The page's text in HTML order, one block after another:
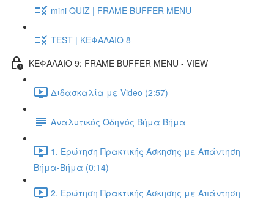
mini QUIZ | FRAME BUFFER MENU
TEST | ΚΕΦΑΛΑΙΟ 8
ΚΕΦΑΛΑΙΟ 9: FRAME BUFFER MENU - VIEW
Διδασκαλία με Video (2:57)
Αναλυτικός Οδηγός Βήμα Βήμα
1. Ερώτηση Πρακτικής Άσκησης με Απάντηση
Βήμα-Βήμα (0:14)
2. Ερώτηση Πρακτικής Άσκησης με Απάντηση